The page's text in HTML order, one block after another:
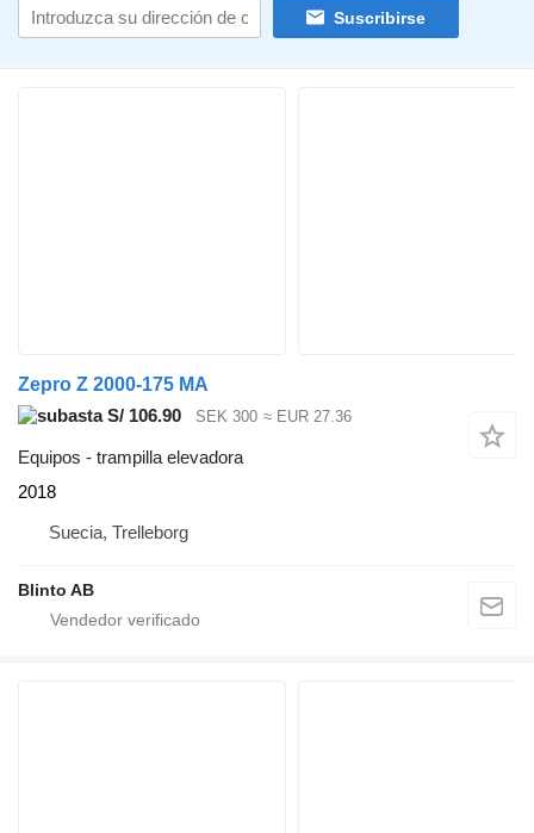
Suscribirse
Zepro Z 2000-175 MA
S/ 106.90
SEK 300 ≈ EUR 27.36
Equipos - trampilla elevadora
2018
Suecia, Trelleborg
Blinto AB